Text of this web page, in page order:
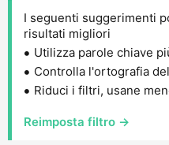
I seguenti suggerimenti
risultati migliori
Utilizza parole chiave
Controlla l'ortografia
Riduci i filtri, usane
Reimposta filtro →